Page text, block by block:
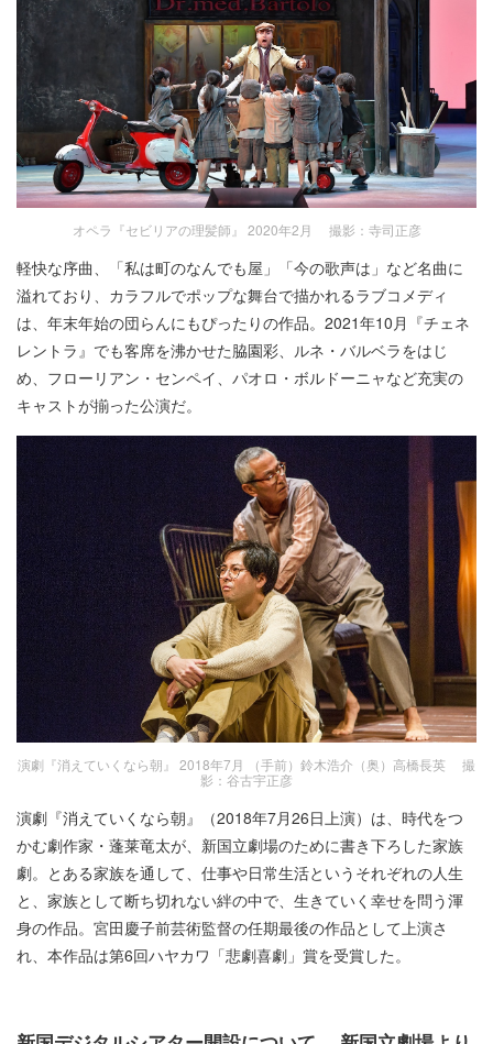
オペラ『セビリアの理髪師』 2020年2月 撮影：寺司正彦
軽快な序曲、「私は町のなんでも屋」「今の歌声は」など名曲に
溢れており、カラフルでポップな舞台で描かれるラブコメディ
は、年末年始の団らんにもぴったりの作品。2021年10月『チェネ
レントラ』でも客席を沸かせた脇園彩、ルネ・バルベラをはじ
め、フローリアン・センペイ、パオロ・ボルドーニャなど充実の
キャストが揃った公演だ。
演劇『消えていくなら朝』 2018年7月 （手前）鈴木浩介（奥）高橋長英 撮
影：谷古宇正彦
演劇『消えていくなら朝』（2018年7月26日上演）は、時代をつ
かむ劇作家・蓬莱竜太が、新国立劇場のために書き下ろした家族
劇。とある家族を通して、仕事や日常生活というそれぞれの人生
と、家族として断ち切れない絆の中で、生きていく幸せを問う渾
身の作品。宮田慶子前芸術監督の任期最後の作品として上演さ
れ、本作品は第6回ハヤカワ「悲劇喜劇」賞を受賞した。